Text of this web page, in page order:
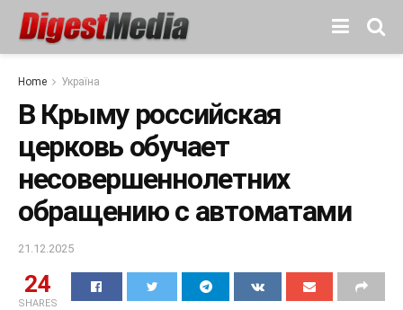
Home Україна
В Крыму российская
церковь обучает
несовершеннолетних
обращению с автоматами
21.12.2025
24
SHARES